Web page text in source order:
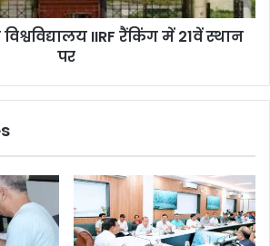
IIRF रैंकिंग में 21वें स्थान
पर